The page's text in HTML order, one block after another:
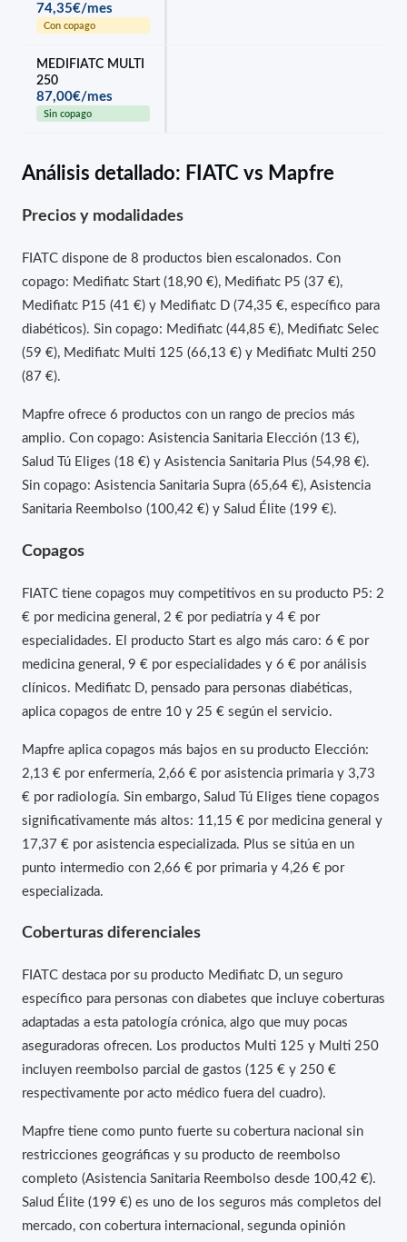
74,35€/mes
Con copago
MEDIFIATC MULTI
250
87,00€/mes
Sin copago
Análisis detallado: FIATC vs Mapfre
Precios y modalidades
FIATC dispone de 8 productos bien escalonados. Con
copago: Medifiatc Start (18,90 €), Medifiatc P5 (37 €),
Medifiatc P15 (41 €) y Medifiatc D (74,35 €, específico para
diabéticos). Sin copago: Medifiatc (44,85 €), Medifiatc Selec
(59 €), Medifiatc Multi 125 (66,13 €) y Medifiatc Multi 250
(87 €).
Mapfre ofrece 6 productos con un rango de precios más
amplio. Con copago: Asistencia Sanitaria Elección (13 €),
Salud Tú Eliges (18 €) y Asistencia Sanitaria Plus (54,98 €).
Sin copago: Asistencia Sanitaria Supra (65,64 €), Asistencia
Sanitaria Reembolso (100,42 €) y Salud Élite (199 €).
Copagos
FIATC tiene copagos muy competitivos en su producto P5: 2
€ por medicina general, 2 € por pediatría y 4 € por
especialidades. El producto Start es algo más caro: 6 € por
medicina general, 9 € por especialidades y 6 € por análisis
clínicos. Medifiatc D, pensado para personas diabéticas,
aplica copagos de entre 10 y 25 € según el servicio.
Mapfre aplica copagos más bajos en su producto Elección:
2,13 € por enfermería, 2,66 € por asistencia primaria y 3,73
€ por radiología. Sin embargo, Salud Tú Eliges tiene copagos
significativamente más altos: 11,15 € por medicina general y
17,37 € por asistencia especializada. Plus se sitúa en un
punto intermedio con 2,66 € por primaria y 4,26 € por
especializada.
Coberturas diferenciales
FIATC destaca por su producto Medifiatc D, un seguro
específico para personas con diabetes que incluye coberturas
adaptadas a esta patología crónica, algo que muy pocas
aseguradoras ofrecen. Los productos Multi 125 y Multi 250
incluyen reembolso parcial de gastos (125 € y 250 €
respectivamente por acto médico fuera del cuadro).
Mapfre tiene como punto fuerte su cobertura nacional sin
restricciones geográficas y su producto de reembolso
completo (Asistencia Sanitaria Reembolso desde 100,42 €).
Salud Élite (199 €) es uno de los seguros más completos del
mercado, con cobertura internacional, segunda opinión